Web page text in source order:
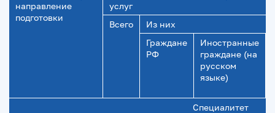
направление
подготовки
услуг
Всего
Из них
Граждане
РФ
Иностранные
граждане (на
русском
языке)
Специалитет